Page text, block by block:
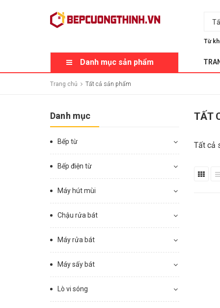
Từ
Danh mục sản phẩm
Trang chủ Tất cả sản phẩm
TẤT
Tất cả
Danh mục
Bếp từ
Bếp điện từ
Máy hút mùi
Chậu rửa bát
Máy rửa bát
Máy sấy bát
Lò vi sóng